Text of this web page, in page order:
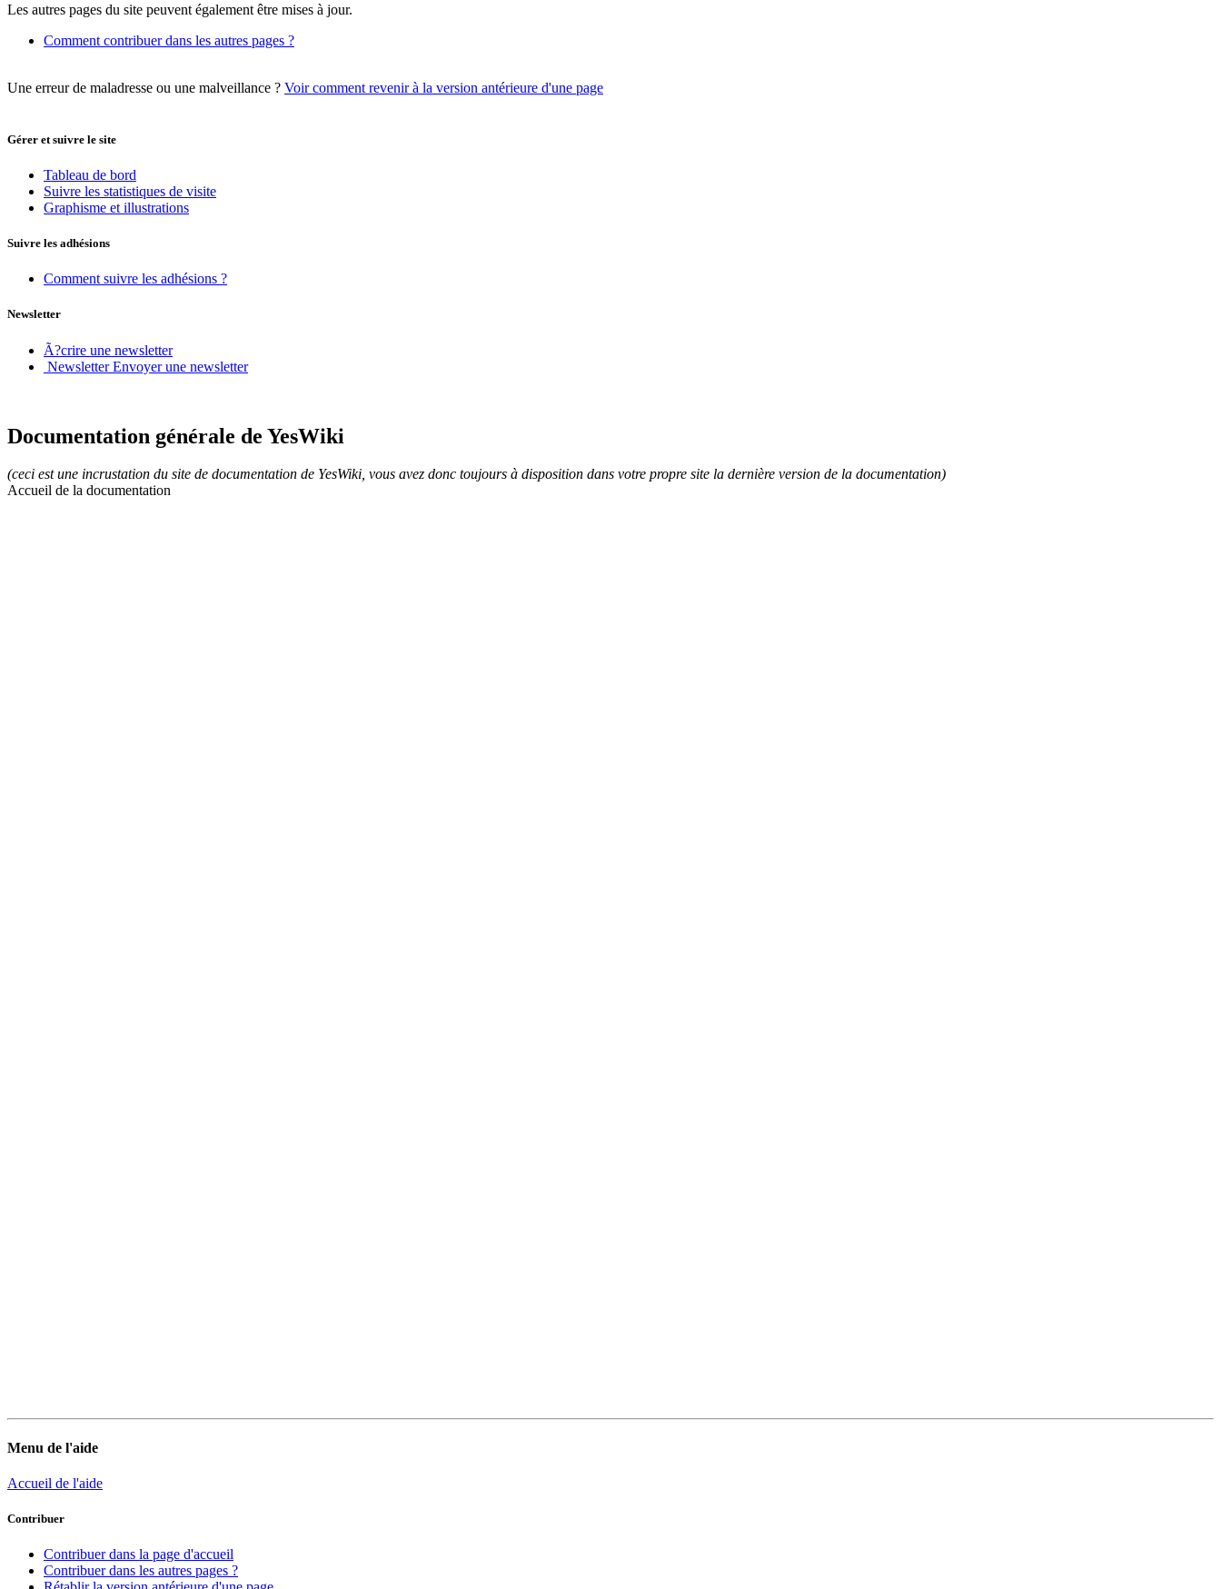
Les autres pages du site peuvent également être mises à jour.
Comment contribuer dans les autres pages ?
Une erreur de maladresse ou une malveillance ? Voir comment revenir à la version antérieure d'une page
Gérer et suivre le site
Tableau de bord
Suivre les statistiques de visite
Graphisme et illustrations
Suivre les adhésions
Comment suivre les adhésions ?
Newsletter
Ã?crire une newsletter
Newsletter Envoyer une newsletter
Documentation générale de YesWiki
(ceci est une incrustation du site de documentation de YesWiki, vous avez donc toujours à disposition dans votre propre site la dernière version de la documentation)
Accueil de la documentation
Menu de l'aide
Accueil de l'aide
Contribuer
Contribuer dans la page d'accueil
Contribuer dans les autres pages ?